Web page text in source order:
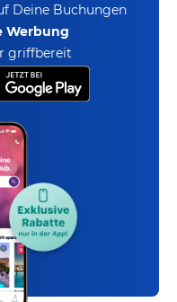
Deine Buchungen
Werbung
griffbereit